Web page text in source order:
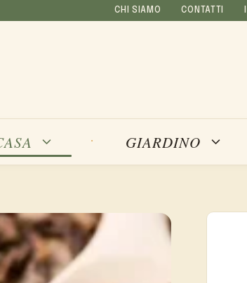
CHI SIAMO CONTATTI
GIARDINO